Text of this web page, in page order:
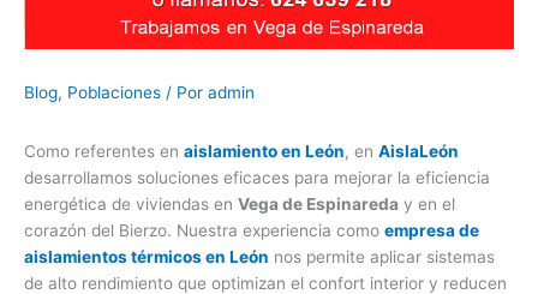
Blog, Poblaciones / Por admin
Como referentes en aislamiento en León, en AislaLeón
desarrollamos soluciones eficaces para mejorar la eficiencia
energética de viviendas en Vega de Espinareda y en el
corazón del Bierzo. Nuestra experiencia como empresa de
aislamientos térmicos en León nos permite aplicar sistemas
de alto rendimiento que optimizan el confort interior y reducen